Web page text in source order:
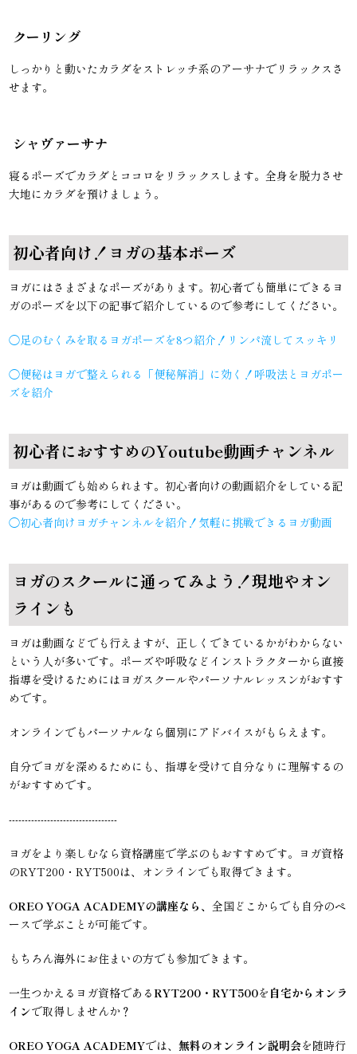
クーリング
しっかりと動いたカラダをストレッチ系のアーサナでリラックスさ
せます。
シャヴァーサナ
寝るポーズでカラダとココロをリラックスします。全身を脱力させ
大地にカラダを預けましょう。
初心者向け！ヨガの基本ポーズ
ヨガにはさまざまなポーズがあります。初心者でも簡単にできるヨ
ガのポーズを以下の記事で紹介しているので参考にしてください。
◯足のむくみを取るヨガポーズを8つ紹介！リンパ流してスッキリ
◯便秘はヨガで整えられる「便秘解消」に効く！呼吸法とヨガポー
ズを紹介
初心者におすすめのYoutube動画チャンネル
ヨガは動画でも始められます。初心者向けの動画紹介をしている記
事があるので参考にしてください。
◯初心者向けヨガチャンネルを紹介！気軽に挑戦できるヨガ動画
ヨガのスクールに通ってみよう！現地やオン
ラインも
ヨガは動画などでも行えますが、正しくできているかがわからない
という人が多いです。ポーズや呼吸などインストラクターから直接
指導を受けるためにはヨガスクールやパーソナルレッスンがおすす
めです。
オンラインでもパーソナルなら個別にアドバイスがもらえます。
自分でヨガを深めるためにも、指導を受けて自分なりに理解するの
がおすすめです。
----------------------------------
ヨガをより楽しむなら資格講座で学ぶのもおすすめです。ヨガ資格
のRYT200・RYT500は、オンラインでも取得できます。
OREO YOGA ACADEMYの講座なら、全国どこからでも自分のペ
ースで学ぶことが可能です。
もちろん海外にお住まいの方でも参加できます。
一生つかえるヨガ資格であるRYT200・RYT500を 自宅からオンラ
インで取得しませんか？
OREO YOGA ACADEMYでは、無料のオンライン説明会を随時行